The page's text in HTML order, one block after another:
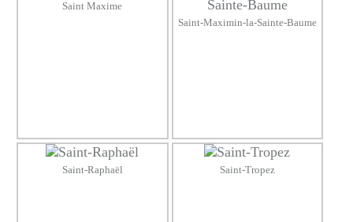
Saint Maxime
Saint-Maximin-la-Sainte-Baume
Saint-Raphaël Saint-Tropez